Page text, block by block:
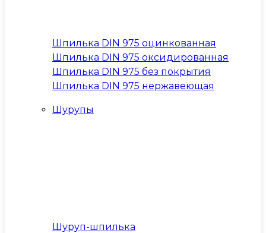
Шпилька DIN 975 оцинкованная
Шпилька DIN 975 оксидированная
Шпилька DIN 975 без покрытия
Шпилька DIN 975 нержавеющая
Шурупы
Шуруп-шпилька